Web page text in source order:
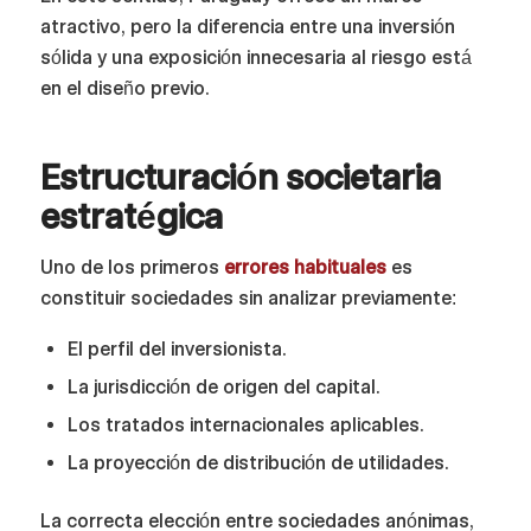
atractivo, pero la diferencia entre una inversión
sólida y una exposición innecesaria al riesgo está
en el diseño previo.
Estructuración societaria
estratégica
Uno de los primeros errores habitualeses
constituir sociedades sin analizar previamente:
El perfil del inversionista.
La jurisdicción de origen del capital.
Los tratados internacionales aplicables.
La proyección de distribución de utilidades.
La correcta elección entre sociedades anónimas,